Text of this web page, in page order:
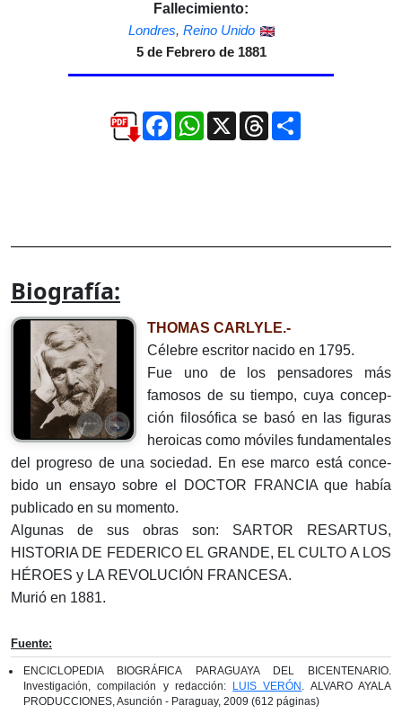
Fallecimiento:
Londres, Reino Unido
5 de Febrero de 1881
FacebookWhatsApp
X ThreadsCompartir
Biografía:
THOMAS CARLYLE.-
Célebre escritor nacido en 1795.
Fue uno de los pensadores más
famosos de su tiempo, cuya concep­
ción filosófica se basó en las figuras
heroicas como móviles fundamentales
del progreso de una sociedad. En ese marco está conce­
bido un ensayo sobre el DOCTOR FRANCIA que había
publicado en su momento.
Algunas de sus obras son: SARTOR RESARTUS,
HISTORIA DE FEDERICO EL GRANDE, EL CULTO A LOS
HÉROES y LA REVOLUCIÓN FRANCESA.
Murió en 1881.
Fuente:
ENCICLOPEDIA BIOGRÁFICA PARAGUAYA DEL BICENTENARIO.
Investigación, compilación y redacción:
LUIS VERÓN . ALVARO AYALA
PRODUCCIONES, Asunción - Paraguay, 2009 (612 páginas)